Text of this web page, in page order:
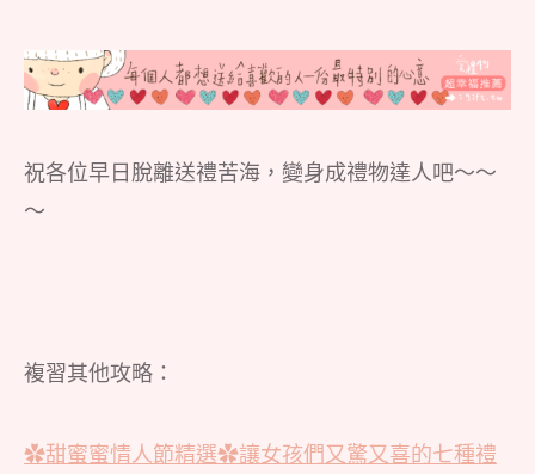
祝各位早日脫離送禮苦海，變身成禮物達人吧～～
～
複習其他攻略：
✿甜蜜蜜情人節精選✿讓女孩們又驚又喜的七種禮